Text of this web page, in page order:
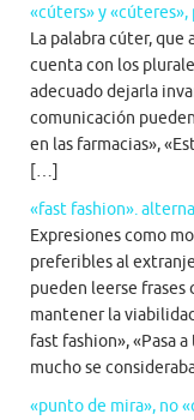
«cúters» y
La palabra cúter,
cuenta con los
adecuado dejarla
comunicación
en las farmacias»,
[…]
«fast fashion».
Expresiones como
preferibles al
pueden leerse frases
mantener la
fast fashion», «Pasa
mucho se
«punto de mira», no